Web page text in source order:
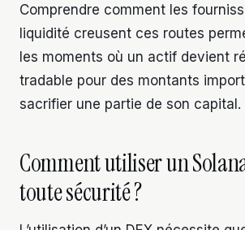
Comprendre comment les
liquidité creusent ces routes
les moments où un actif devient
tradable pour des montants
sacrifier une partie de son capital.
Comment utiliser un
toute sécurité ?